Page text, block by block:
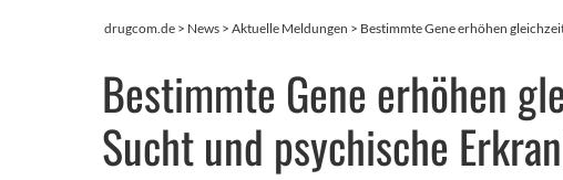
drugcom.de > News > Aktuelle Meldungen > Bestimmte Gene erhöhen
Bestimmte Gene erhöhen
Sucht und psychische